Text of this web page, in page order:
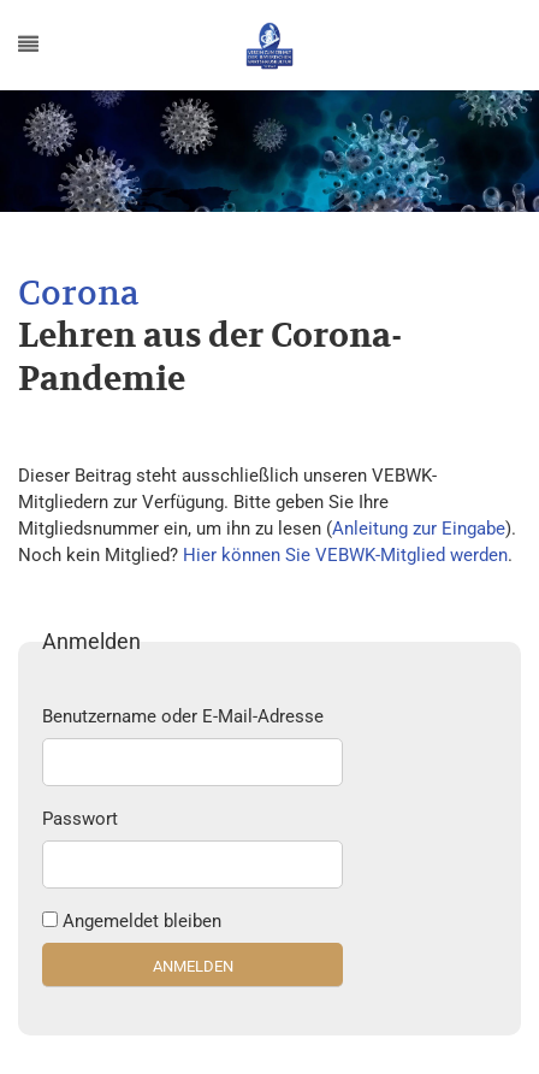
Lehren aus der Corona-
Pandemie
Dieser Beitrag steht ausschließlich unseren VEBWK-
Mitgliedern zur Verfügung. Bitte geben Sie Ihre
Mitgliedsnummer ein, um ihn zu lesen (Anleitung zur Eingabe).
Noch kein Mitglied? Hier können Sie VEBWK-Mitglied werden.
Anmelden
Benutzername oder E-Mail-Adresse
Passwort
Angemeldet bleiben